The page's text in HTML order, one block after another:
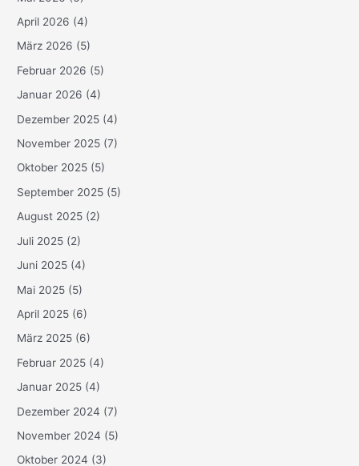
April 2026 (4)
März 2026 (5)
Februar 2026 (5)
Januar 2026 (4)
Dezember 2025 (4)
November 2025 (7)
Oktober 2025 (5)
September 2025 (5)
August 2025 (2)
Juli 2025 (2)
Juni 2025 (4)
Mai 2025 (5)
April 2025 (6)
März 2025 (6)
Februar 2025 (4)
Januar 2025 (4)
Dezember 2024 (7)
November 2024 (5)
Oktober 2024 (3)